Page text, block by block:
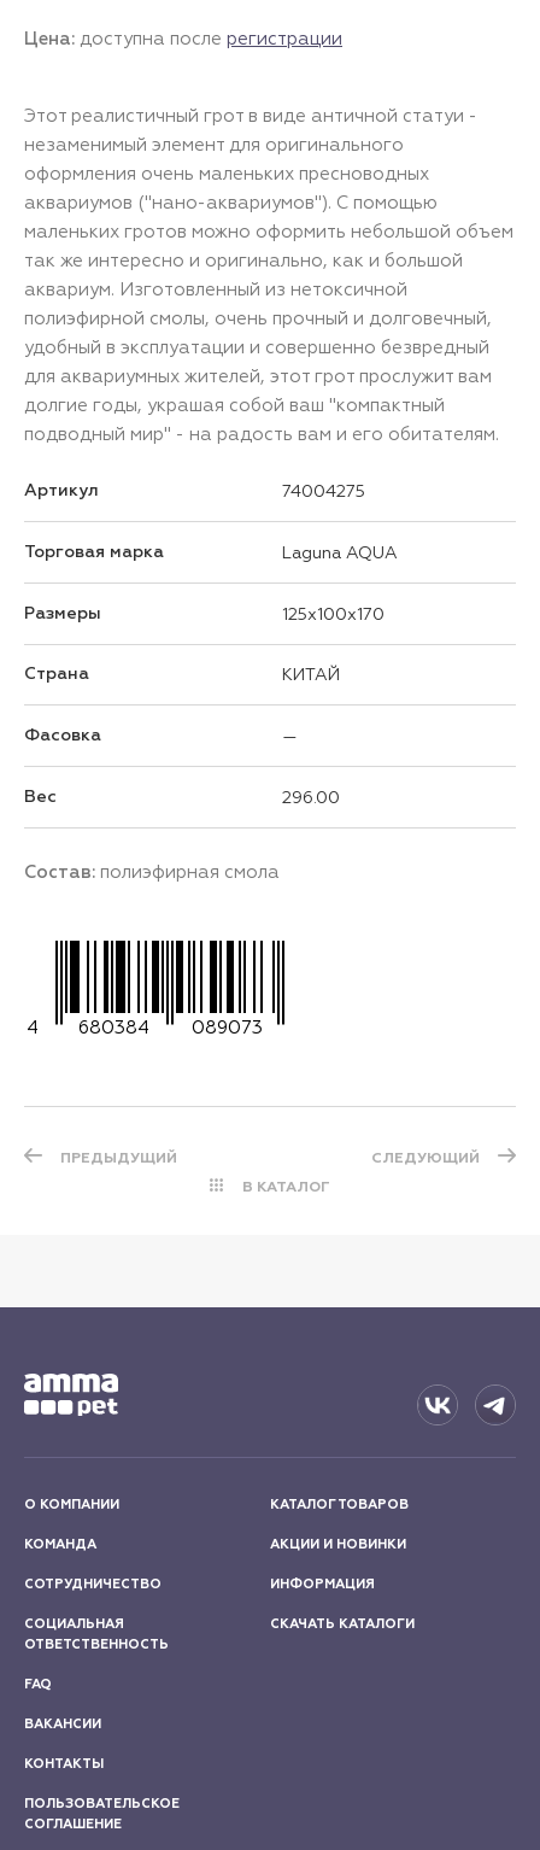
Цена: доступна после регистрации
Этот реалистичный грот в виде античной статуи -
незаменимый элемент для оригинального
оформления очень маленьких пресноводных
аквариумов ("нано-аквариумов"). С помощью
маленьких гротов можно оформить небольшой объем
так же интересно и оригинально, как и большой
аквариум. Изготовленный из нетоксичной
полиэфирной смолы, очень прочный и долговечный,
удобный в эксплуатации и совершенно безвредный
для аквариумных жителей, этот грот прослужит вам
долгие годы, украшая собой ваш "компактный
подводный мир" - на радость вам и его обитателям.
Артикул 74004275
Торговая марка Laguna AQUA
Размеры 125x100x170
Страна КИТАЙ
Фасовка —
Вес 296.00
Состав: полиэфирная смола
4 680384 089073
ПРЕДЫДУЩИЙ
В КАТАЛОГ
СЛЕДУЮЩИЙ
О КОМПАНИИ
КОМАНДА
СОТРУДНИЧЕСТВО
СОЦИАЛЬНАЯ
ОТВЕТСТВЕННОСТЬ
КАТАЛОГ ТОВАРОВ
АКЦИИ И НОВИНКИ
ИНФОРМАЦИЯ
СКАЧАТЬ КАТАЛОГИ
FAQ
ВАКАНСИИ
КОНТАКТЫ
ПОЛЬЗОВАТЕЛЬСКОЕ
СОГЛАШЕНИЕ